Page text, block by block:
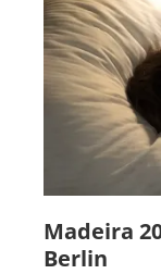
Madeira
Berlin